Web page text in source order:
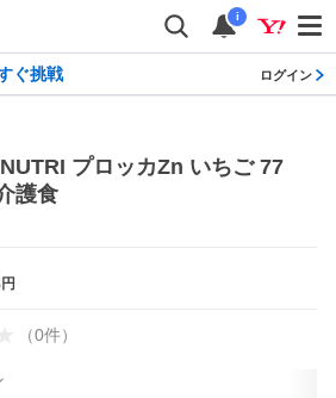
i
ぐ挑戦 ログイン
プロッカZn いちご 77
護食
円
（0件）